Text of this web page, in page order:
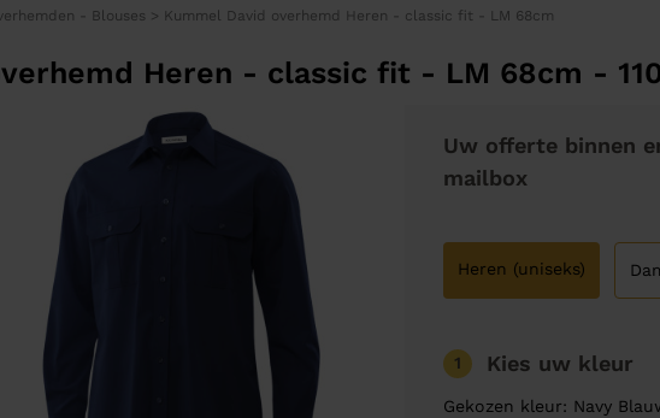
- Blouses > Kummel David overhemd Heren - classic fit - LM 68cm
Heren - classic fit - LM 68cm -
Uw offerte binnen
mailbox
Heren (uniseks)
1 Kies uw kleur
Gekozen kleur: Navy